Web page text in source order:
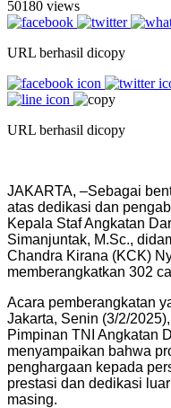
50180 views
URL berhasil dicopy
URL berhasil dicopy
JAKARTA, –Sebagai
atas dedikasi dan
Kepala Staf Angkatan
Simanjuntak, M.Sc.,
Chandra Kirana (KCK)
memberangkatkan 302
Acara pemberangkatan
Jakarta, Senin (3/2/
Pimpinan TNI Angkatan
menyampaikan bahwa
penghargaan kepada
prestasi dan dedikasi
masing.